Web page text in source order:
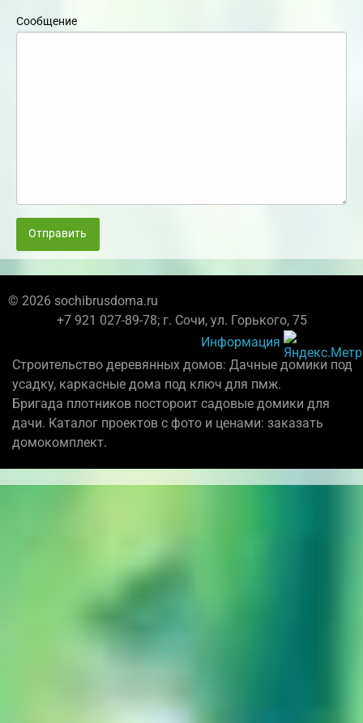
Сообщение
Отправить
© 2026 sochibrusdoma.ru
+7 921 027-89-78; г. Сочи, ул. Горького, 75
Информация
Строительство деревянных домов: Дачные домики под
усадку, каркасные дома под ключ для пмж.
Бригада плотников постороит садовые домики для
дачи. Каталог проектов с фото и ценами: заказать
домокомплект.